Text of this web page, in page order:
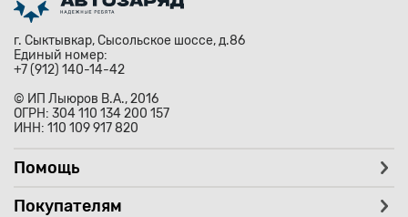
г. Сыктывкар, Сысольское шоссе, д.86
Единый номер:
+7 (912) 140-14-42
© ИП Лыюров В.А., 2016
ОГРН: 304 110 134 200 157
ИНН: 110 109 917 820
Помощь
Покупателям